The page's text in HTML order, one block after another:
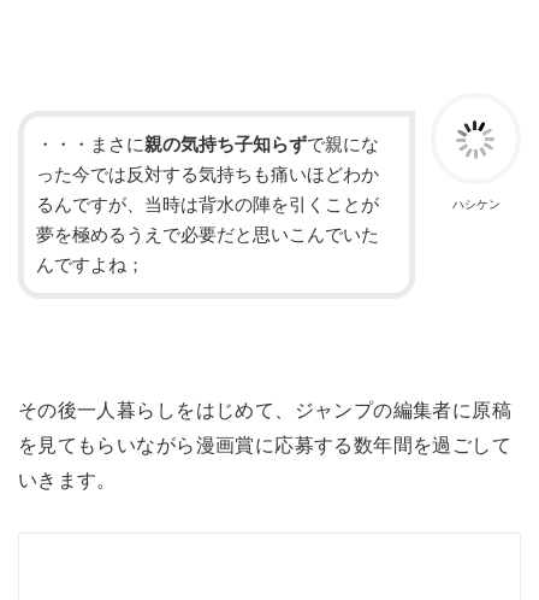
ハシケン
・・・まさに親の気持ち子知らずで親にな
った今では反対する気持ちも痛いほどわか
るんですが、当時は背水の陣を引くことが
夢を極めるうえで必要だと思いこんでいた
んですよね；
その後一人暮らしをはじめて、ジャンプの編集者に原稿
を見てもらいながら漫画賞に応募する数年間を過ごして
いきます。